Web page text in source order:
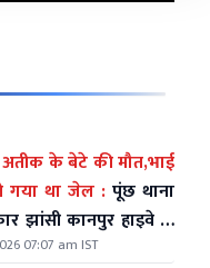
अतीक के बेटे की मौत,भाई
से मिलने गया था जेल : पूंछ थाना
झांसी कानपुर हाइवे के
से टकराई
07:07 am IST